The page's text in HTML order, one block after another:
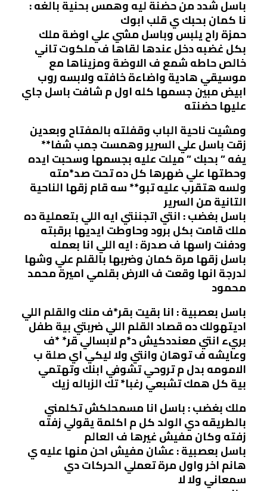
باسل شدد من حضنة ليه وهمس بحنية بالغه :
نا كمان بحبك ي قلب ابوك
حمزة راح يلبس وباسل مشي علي اوضة ملك
بكل غضبه دخل عندها لقاها ف ملكوت تاني
خالص حاطه شمع ف الاوضة ومزيناها مع
موسيقي هادية واضاءة خافته ولابسه روب
ابيض مبين جسمها كله اول م شافت باسل جاي
عليها حضنته
ومشيت ناحية الباب وقفلته بالمفتاح وبعدين
زقت باسل علي السرير وهمست جمب شفا**
يفه ” بحبك ” ميلت عليه بجسمها وسحبت ايده
وحطتها علي ضهرها كل ده تحت صد*مته
ولسه هتقرب عليه تبو** سه قام زقها الناحية
التانية من السرير
باسل بغضب : انتي اتجننتي ايه اللي بتعملية ده
ملك قامت بكل برود وحاوطت ايديها برقبته
ودفنت راسها ف صدرة : ايه اللي انا بعمله
باسل زقها مرة كمان وضربها بالقلم علي وشها
لدرجة انها وقعت ف الارض بقلمي اميرة محمد
محمود
باسل بعصبية : انا بقيت بقر*ف منك والقلم اللي
اديتهولك ده قصاد القلم اللي ضربتي بية طفل
بريء انتي معنددكيش د*م لابسالي قر* *ف
وعايشه ف توهان وانتي ولا ليكي اي صلة ب
الامومه بدل م تروحي تشوفي ابنك وتهتمي
بية كل همك تشبعي رغبا* تك الزباله زيك
ملك بغضب : باسل انا مسمحلكش تكلمني
بالطريقه دي الولد كل م اكلمة يقولي زفته
زفته وكان مفيش غيرها ف العالم
باسل بعصبية : عشان مفيش احن منها عليه ي
هانم اخر واول مرة تعملي الحركات دي
سمعاني ولا لا